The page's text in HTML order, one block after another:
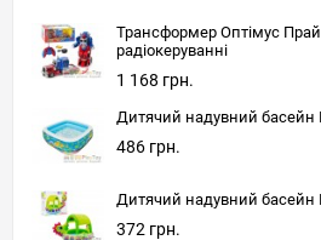
Трансформер Оптімус
радіокеруванні
1 168 грн.
Дитячий надувний басейн
486 грн.
Дитячий надувний басейн
372 грн.